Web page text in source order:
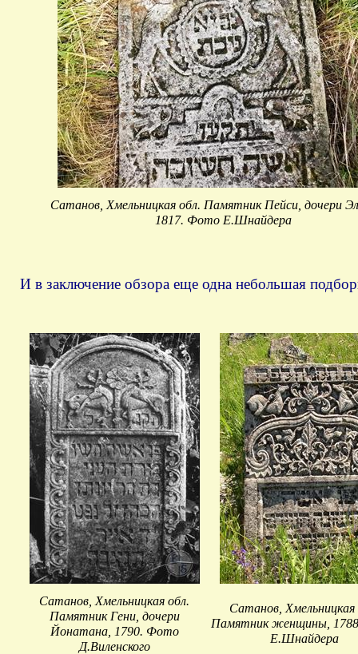
И в заключение обзора еще одна небольшая
Сатанов, Хмельницкая обл.
Памятник Гени, дочери
Йонатана, 1790. Фото
Д.Виленского
Сатанов, Хмельницкая
Памятник женщины,
Е.Шнайдера
Сатанов, Хмельницкая обл. Памятник Пейси, дочери
1817. Фото Е.Шнайдера